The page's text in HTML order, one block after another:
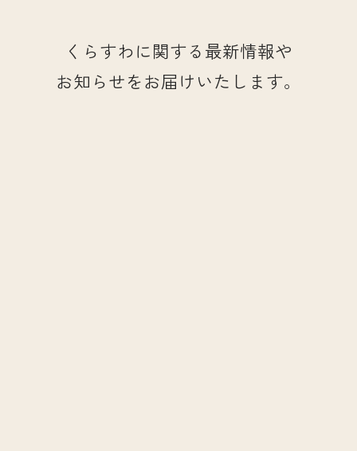
くらすわに関する最新情報や
お知らせをお届けいたします。